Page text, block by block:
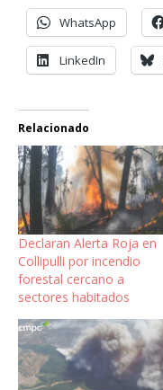
WhatsApp
LinkedIn
Relacionado
Declaran Alerta Roja en
Collipulli por incendio
forestal cercano a
sectores habitados